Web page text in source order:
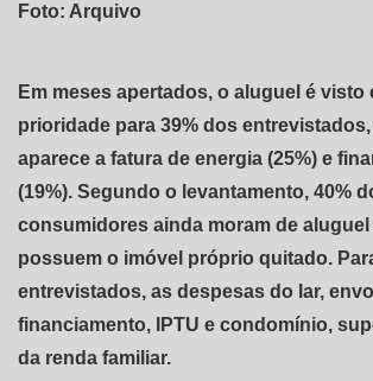
Foto: Arquivo
Em meses apertados, o aluguel é visto
prioridade para 39% dos
aparece a fatura de energia (25%) e
(19%). Segundo o levantamento, 40%
consumidores ainda moram de aluguel
possuem o imóvel próprio quitado.
entrevistados, as despesas do lar,
financiamento, IPTU e condomínio,
da renda familiar.